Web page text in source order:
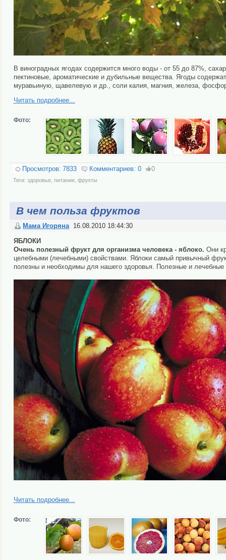
В виноградных ягодах содержится много воды - от 55 до 87%,
пектиновые, ароматические и дубильные вещества. Ягоды
муравьиную, щавелевую и др., соли калия, магния, железа,
Читать подробнее...
Фото:
Просмотров: 7833 Комментариев: 0 0
Теги: здоровье, питание, фрукты
В чем польза фруктов
Мама Игоряна 16.08.2010 18:44:30
ЯБЛОКИ
Очень полезный фрукт для организма человека - яблоко. Они
целебными (лечебными) свойствами. Яблоки самый привычный
полезны и необходимы для нашего здоровья. Полезные и
Читать подробнее...
Фото: